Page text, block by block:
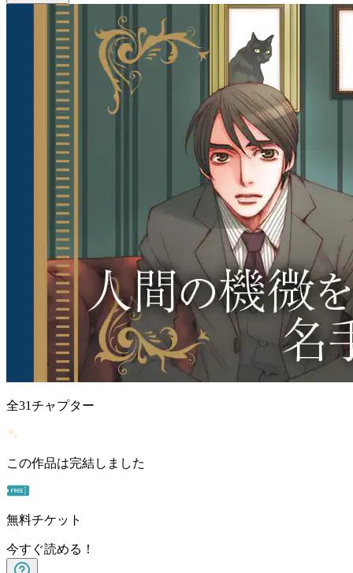
全31チャプター
この作品は完結しました
無料チケット
今すぐ読める！